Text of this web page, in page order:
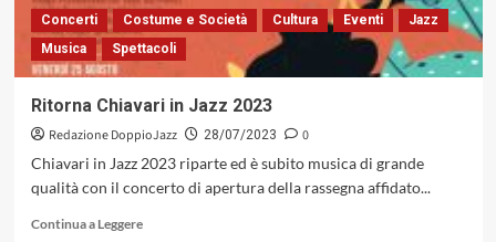
Port»,
quasi
sul
mondo
Concerti Costume e Società Cultura Eventi
Jazz
Musica
Spettacoli
Ritorna Chiavari in Jazz 2023
Redazione DoppioJazz 28/07/2023
0
Chiavari in Jazz 2023 riparte ed è subito musica di grande
qualità con il concerto di apertura della rassegna affidato...
Continua a LeggereLeggi